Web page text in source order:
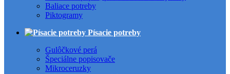
Baliace potreby
Piktogramy
Písacie potreby
Gulôčkové perá
Špeciálne popisovače
Mikroceruzky